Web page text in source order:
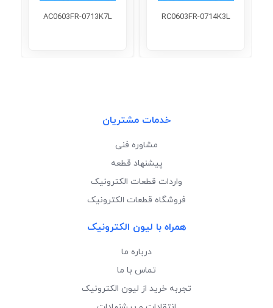
RC0603FR-0714K3L
AC0603FR-0713K7L
خدمات مشتریان
مشاوره فنی
پیشنهاد قطعه
واردات قطعات الکترونیک
فروشگاه قطعات الکترونیک
همراه با لیون الکترونیک
درباره ما
تماس با ما
تجربه خرید از لیون الکترونیک